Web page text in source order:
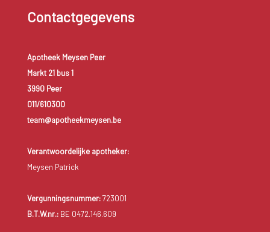
Contactgegevens
Apotheek Meysen Peer
Markt 21 bus 1
3990 Peer
011/610300
team@apotheekmeysen.be
Verantwoordelijke apotheker:
Meysen Patrick
Vergunningsnummer:723001
B.T.W.nr.:BE 0472.146.609